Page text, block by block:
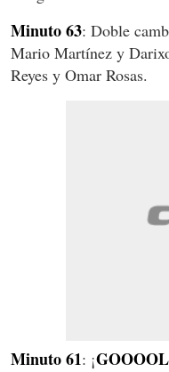
Minuto 63: Doble
Mario Martínez y
Reyes y Omar Rosas.
Minuto 61: ¡